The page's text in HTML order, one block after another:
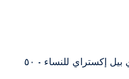
عطر لانكوم لا في إي بيل إكستراي للنساء - ٥٠